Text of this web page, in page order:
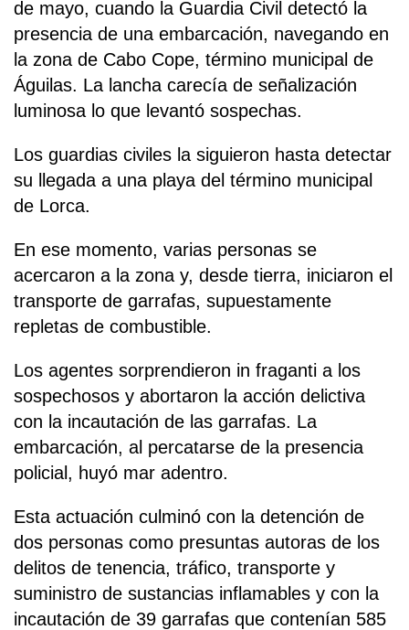
de mayo, cuando la Guardia Civil detectó la
presencia de una embarcación, navegando en
la zona de Cabo Cope, término municipal de
Águilas. La lancha carecía de señalización
luminosa lo que levantó sospechas.
Los guardias civiles la siguieron hasta detectar
su llegada a una playa del término municipal
de Lorca.
En ese momento, varias personas se
acercaron a la zona y, desde tierra, iniciaron el
transporte de garrafas, supuestamente
repletas de combustible.
Los agentes sorprendieron in fraganti a los
sospechosos y abortaron la acción delictiva
con la incautación de las garrafas. La
embarcación, al percatarse de la presencia
policial, huyó mar adentro.
Esta actuación culminó con la detención de
dos personas como presuntas autoras de los
delitos de tenencia, tráfico, transporte y
suministro de sustancias inflamables y con la
incautación de 39 garrafas que contenían 585